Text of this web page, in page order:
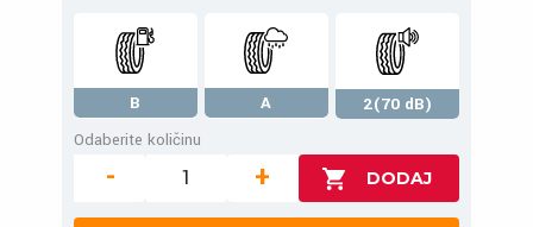
B A
2(70 dB)
Odaberite količinu
- +